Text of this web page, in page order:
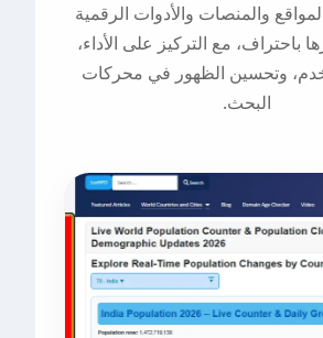
والمنصات والأدوات الرقمية
باحتراف، مع التركيز على الأداء،
وتحسين الظهور في محركات
البحث.